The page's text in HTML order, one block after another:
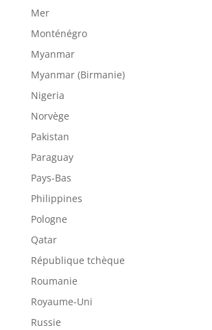
Mer
Monténégro
Myanmar
Myanmar (Birmanie)
Nigeria
Norvège
Pakistan
Paraguay
Pays-Bas
Philippines
Pologne
Qatar
République tchèque
Roumanie
Royaume-Uni
Russie